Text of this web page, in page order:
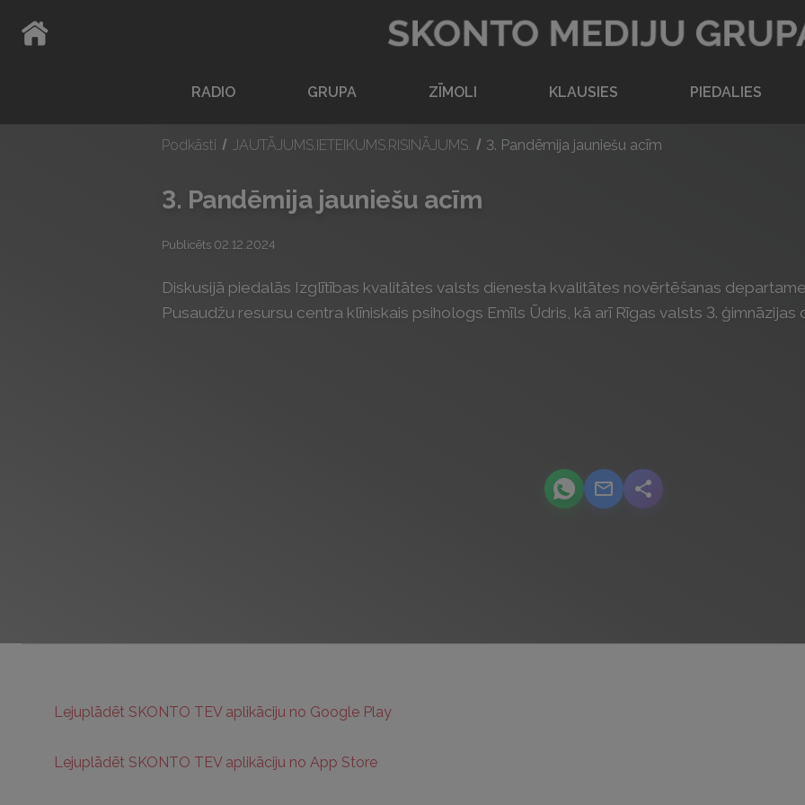
RADIO GRUPA ZĪMOLI KLAUSIES PIEDALIES
Podkāsti JAUTĀJUMS.IETEIKUMS.RISINĀJUMS. 3. Pandēmija jauniešu acīm
3. Pandēmija jauniešu acīm
Publicēts 02.12.2024
Diskusijā piedalās Izglītības kvalitātes valsts dienesta kvalitātes novērtēšanas
Pusaudžu resursu centra klīniskais psihologs Emīls Ūdris, kā arī Rīgas valsts 3. ģimnāzijas
podcast.share-title WhatsApp
podcast.share-title Email
podcast.share-title
Lejuplādēt SKONTO TEV aplikāciju no Google Play
Lejuplādēt SKONTO TEV aplikāciju no App Store